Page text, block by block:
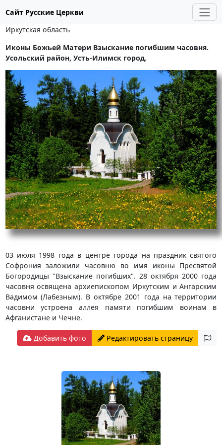
Сайт Русские Церкви
Иркутская область
Иконы Божьей Матери Взыскание погибшим часовня.
Усольский район, Усть-Илимск город.
03 июля 1998 года в центре города на праздник святого
Софрония заложили часовню во имя иконы Пресвятой
Богородицы "Взыскание погибших". 28 октября 2000 года
часовня освящена архиепископом Иркутским и Ангарским
Вадимом (Лабезным). В октябре 2001 года на территории
часовни устроена аллея памяти погибшим воинам в
Афганистане и Чечне.
Добавить фото Редактировать страницу